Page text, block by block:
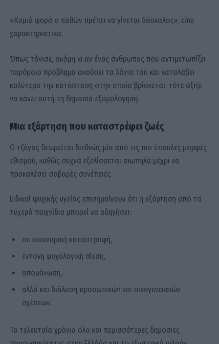
«Καμιά φορά ο παθών πρέπει να γίνεται δάσκαλος», είπε
χαρακτηριστικά.
Όπως τόνισε, ακόμη κι αν ένας άνθρωπος που αντιμετωπίζει
παρόμοιο πρόβλημα ακούσει τα λόγια του και καταλάβει
καλύτερα την κατάσταση στην οποία βρίσκεται, τότε άξιζε
να κάνει αυτή τη δημόσια εξομολόγηση.
Μια εξάρτηση που καταστρέφει ζωές
Ο τζόγος θεωρείται διεθνώς μία από τις πιο ύπουλες μορφές
εθισμού, καθώς συχνά εξελίσσεται σιωπηλά μέχρι να
προκαλέσει σοβαρές συνέπειες.
Ειδικοί ψυχικής υγείας επισημαίνουν ότι η εξάρτηση από τα
τυχερά παιχνίδια μπορεί να οδηγήσει:
σε οικονομική καταστροφή,
έντονη ψυχολογική πίεση,
απομόνωση,
αλλά και διάλυση προσωπικών και οικογενειακών
σχέσεων.
Τα τελευταία χρόνια όλο και περισσότερες δημόσιες